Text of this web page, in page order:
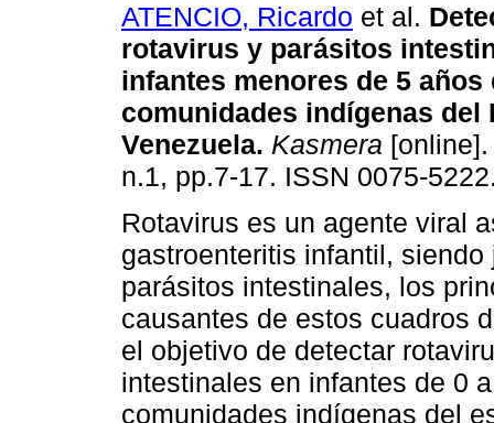
ATENCIO, Ricardo et al.
rotavirus y parásitos
infantes menores de 5 años
comunidades indígenas del
Venezuela. Kasmera
n.1, pp.7-17. ISSN 0075-
Rotavirus es un agente viral
gastroenteritis infantil, siendo
parásitos intestinales, los
causantes de estos cuadros
el objetivo de detectar
intestinales en infantes de 0
comunidades indígenas del